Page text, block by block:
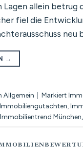
allein betrug
fiel die
neu
→
Allgemein Markiert
Immobiliengutachten,
Immobilientrend München,